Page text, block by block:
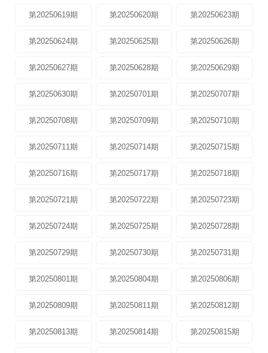
第20250619期 第20250620期 第20250623期
第20250624期 第20250625期 第20250626期
第20250627期 第20250628期 第20250629期
第20250630期 第20250701期 第20250707期
第20250708期 第20250709期 第20250710期
第20250711期 第20250714期 第20250715期
第20250716期 第20250717期 第20250718期
第20250721期 第20250722期 第20250723期
第20250724期 第20250725期 第20250728期
第20250729期 第20250730期 第20250731期
第20250801期 第20250804期 第20250806期
第20250809期 第20250811期 第20250812期
第20250813期 第20250814期 第20250815期